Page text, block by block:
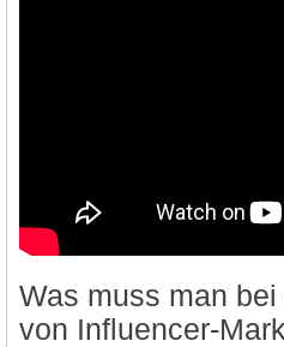
Was muss man
von Influencer-